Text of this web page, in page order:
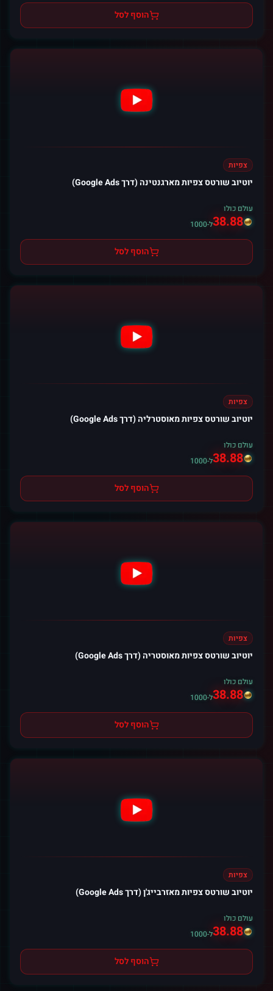
הוסף לסל
צפיות
יוטיוב שורטס צפיות מארגנטינה (דרך Google Ads)
עולם כולו
38.88ל-1000
הוסף לסל
צפיות
יוטיוב שורטס צפיות מאוסטרליה (דרך Google Ads)
עולם כולו
38.88ל-1000
הוסף לסל
צפיות
יוטיוב שורטס צפיות מאוסטריה (דרך Google Ads)
עולם כולו
38.88ל-1000
הוסף לסל
צפיות
יוטיוב שורטס צפיות מאזרבייג'ן (דרך Google Ads)
עולם כולו
38.88ל-1000
הוסף לסל